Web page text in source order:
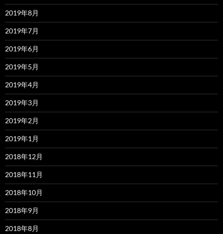
2019年8月
2019年7月
2019年6月
2019年5月
2019年4月
2019年3月
2019年2月
2019年1月
2018年12月
2018年11月
2018年10月
2018年9月
2018年8月